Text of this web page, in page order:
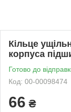
Кільце
корпуса
Готово до
Код: 00-00098474
66 ₴